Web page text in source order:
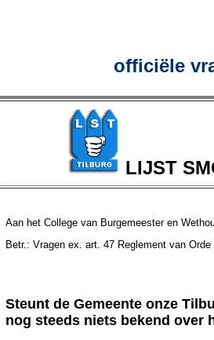
officiële
LIJST
Aan het College van Burgemeester en
Betr.: Vragen ex. art. 47
Steunt de Gemeente onze
nog steeds niets bekend over